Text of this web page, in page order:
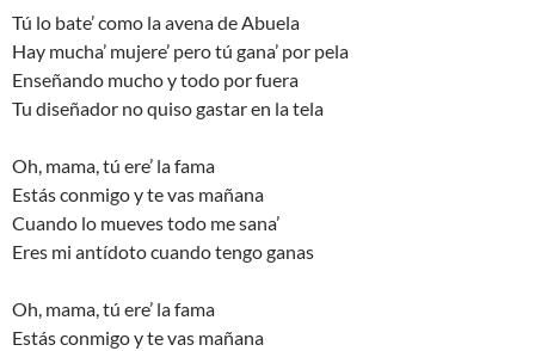
Tú lo bate’ como la avena de Abuela
Hay mucha’ mujere’ pero tú gana’ por pela
Enseñando mucho y todo por fuera
Tu diseñador no quiso gastar en la tela
Oh, mama, tú ere’ la fama
Estás conmigo y te vas mañana
Cuando lo mueves todo me sana’
Eres mi antídoto cuando tengo ganas
Oh, mama, tú ere’ la fama
Estás conmigo y te vas mañana